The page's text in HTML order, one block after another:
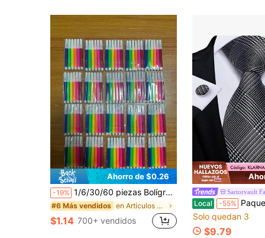
Ahorro de $0.26
-19% 1/6/30/60 piezas Bolígrafos marcadores mini, 6/12 colores, portátiles, adecuados para pintar, colorear, marcar y tomar notas
#6 Más vendidos en Artículos de bar y elaboración de vino
$1.14 700+ vendidos
Sartorvault
Local -55% Paquete de accesorios de corbata a cuadros
Solo quedan 3
$9.79